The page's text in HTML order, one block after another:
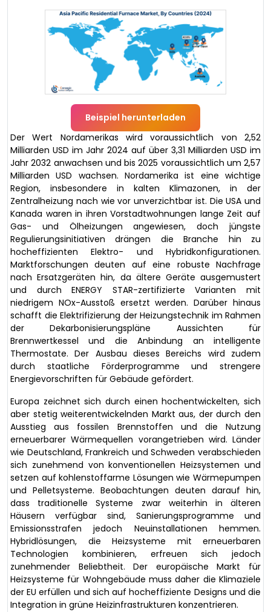
Beispiel herunterladen
Der Wert Nordamerikas wird voraussichtlich von 2,52
Milliarden USD im Jahr 2024 auf über 3,31 Milliarden USD im
Jahr 2032 anwachsen und bis 2025 voraussichtlich um 2,57
Milliarden USD wachsen. Nordamerika ist eine wichtige
Region, insbesondere in kalten Klimazonen, in der
Zentralheizung nach wie vor unverzichtbar ist. Die USA und
Kanada waren in ihren Vorstadtwohnungen lange Zeit auf
Gas- und Ölheizungen angewiesen, doch jüngste
Regulierungsinitiativen drängen die Branche hin zu
hocheffizienten Elektro- und Hybridkonfigurationen.
Marktforschungen deuten auf eine robuste Nachfrage
nach Ersatzgeräten hin, da ältere Geräte ausgemustert
und durch ENERGY STAR-zertifizierte Varianten mit
niedrigem NOx-Ausstoß ersetzt werden. Darüber hinaus
schafft die Elektrifizierung der Heizungstechnik im Rahmen
der Dekarbonisierungspläne Aussichten für
Brennwertkessel und die Anbindung an intelligente
Thermostate. Der Ausbau dieses Bereichs wird zudem
durch staatliche Förderprogramme und strengere
Energievorschriften für Gebäude gefördert.
Europa zeichnet sich durch einen hochentwickelten, sich
aber stetig weiterentwickelnden Markt aus, der durch den
Ausstieg aus fossilen Brennstoffen und die Nutzung
erneuerbarer Wärmequellen vorangetrieben wird. Länder
wie Deutschland, Frankreich und Schweden verabschieden
sich zunehmend von konventionellen Heizsystemen und
setzen auf kohlenstoffarme Lösungen wie Wärmepumpen
und Pelletsysteme. Beobachtungen deuten darauf hin,
dass traditionelle Systeme zwar weiterhin in älteren
Häusern verfügbar sind, Sanierungsprogramme und
Emissionsstrafen jedoch Neuinstallationen hemmen.
Hybridlösungen, die Heizsysteme mit erneuerbaren
Technologien kombinieren, erfreuen sich jedoch
zunehmender Beliebtheit. Der europäische Markt für
Heizsysteme für Wohngebäude muss daher die Klimaziele
der EU erfüllen und sich auf hocheffiziente Designs und die
Integration in grüne Heizinfrastrukturen konzentrieren.